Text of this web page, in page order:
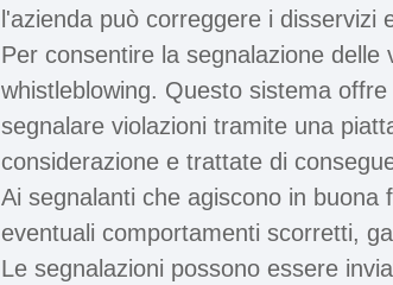
l'azienda può correggere i disservizi
Per consentire la segnalazione
whistleblowing. Questo sistema
segnalare violazioni tramite una
considerazione e trattate di
Ai segnalanti che agiscono in
eventuali comportamenti scorretti,
Le segnalazioni possono essere